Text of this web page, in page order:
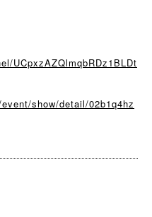
UCpxzAZQlmqbRDz1BLDt
show/detail/02b1q4hz